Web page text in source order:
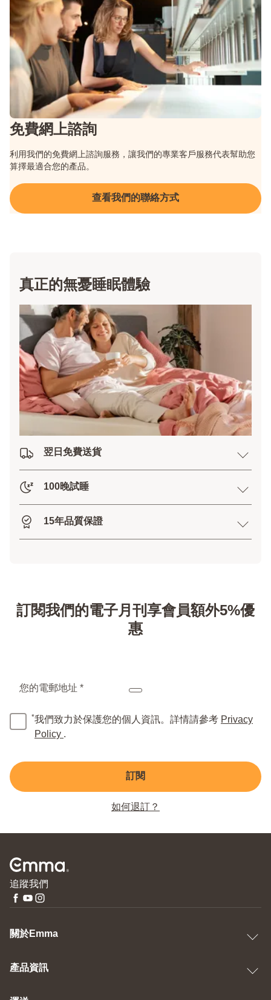
免費網上諮詢
利用我們的免費網上諮詢服務，讓我們的專業客戶服務代表幫助您
算擇最適合您的產品。
查看我們的聯絡方式
真正的無憂睡眠體驗
翌日免費送貨
100晚試睡
15年品質保證
訂閱我們的電子月刊享會員額外5%優
惠
您的電郵地址 *
*我們致力於保護您的個人資訊。詳情請參考 Privacy
Policy .
訂閱
如何退訂？
追蹤我們
關於Emma
產品資訊